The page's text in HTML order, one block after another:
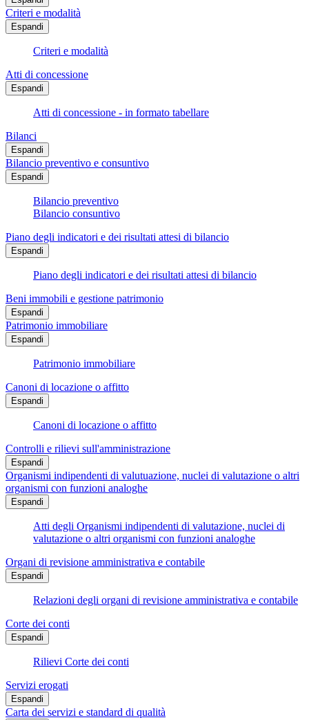
Criteri e modalità
Espandi
Criteri e modalità
Atti di concessione
Espandi
Atti di concessione - in formato tabellare
Bilanci
Espandi
Bilancio preventivo e consuntivo
Espandi
Bilancio preventivo
Bilancio consuntivo
Piano degli indicatori e dei risultati attesi di bilancio
Espandi
Piano degli indicatori e dei risultati attesi di bilancio
Beni immobili e gestione patrimonio
Espandi
Patrimonio immobiliare
Espandi
Patrimonio immobiliare
Canoni di locazione o affitto
Espandi
Canoni di locazione o affitto
Controlli e rilievi sull'amministrazione
Espandi
Organismi indipendenti di valutuazione, nuclei di valutazione o altri
organismi con funzioni analoghe
Espandi
Atti degli Organismi indipendenti di valutazione, nuclei di
valutazione o altri organismi con funzioni analoghe
Organi di revisione amministrativa e contabile
Espandi
Relazioni degli organi di revisione amministrativa e contabile
Corte dei conti
Espandi
Rilievi Corte dei conti
Servizi erogati
Espandi
Carta dei servizi e standard di qualità